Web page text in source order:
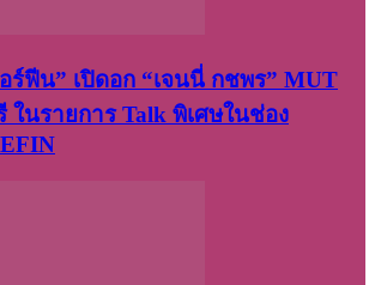
ร์ฟีน” เปิดอก “เจนนี่ กชพร” MUT
ในรายการ Talk พิเศษในช่อง